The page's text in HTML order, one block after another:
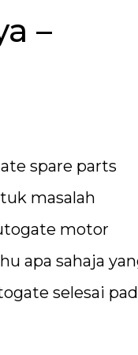
–
spare parts
masalah
motor
apa sahaja
selesai